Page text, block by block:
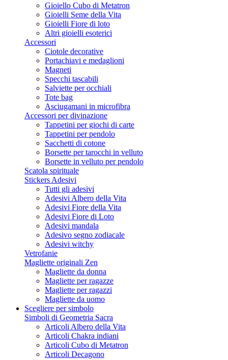
Gioiello Cubo di Metatron
Gioielli Seme della Vita
Gioielli Fiore di loto
Altri gioielli esoterici
Accessori
Ciotole decorative
Portachiavi e medaglioni
Magneti
Specchi tascabili
Salviette per occhiali
Tote bag
Asciugamani in microfibra
Accessori per divinazione
Tappetini per giochi di carte
Tappetini per pendolo
Sacchetti di cotone
Borsette per tarocchi in velluto
Borsette in velluto per pendolo
Scatola spirituale
Stickers Adesivi
Tutti gli adesivi
Adesivi Albero della Vita
Adesivi Fiore della Vita
Adesivi Fiore di Loto
Adesivi mandala
Adesivo segno zodiacale
Adesivi witchy
Vetrofanie
Magliette originali Zen
Magliette da donna
Magliette per ragazze
Magliette per ragazzi
Magliette da uomo
Scegliere per simbolo
Simboli di Geometria Sacra
Articoli Albero della Vita
Articoli Chakra indiani
Articoli Cubo di Metatron
Articoli Decagono